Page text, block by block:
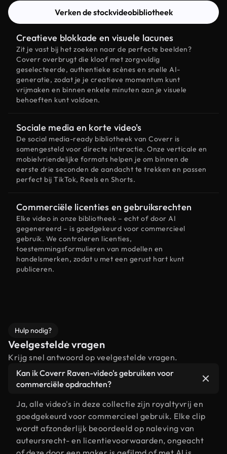
Verken de stockvideobibliotheek
Creatieve blokkade en visuele lacunes
Zit je vast bij het zoeken naar de perfecte beelden?
Coverr overbrugt die kloof met zorgvuldig
geselecteerde, authentieke scènes en snelle AI-
generatie, zodat je je creatieve momentum kunt
vrijmaken en binnen enkele minuten aan je visuele
behoeften kunt voldoen.
Sociale media en korte video's
De social media-ready bibliotheek van Coverr is
samengesteld voor directe interactie. Onze verticale en
mobielvriendelijke formats helpen je om binnen de
eerste drie seconden de aandacht te trekken en passen
perfect bij TikTok, Reels en Shorts.
Commerciële licenties en gebruiksrechten
Elke video in onze bibliotheek – echt of door AI
gegenereerd – is goedgekeurd voor commercieel
gebruik. We controleren licenties,
toestemmingsformulieren van modellen en
handelsmerken, zodat u met een gerust hart kunt
publiceren.
Hulp nodig?
Veelgestelde vragen
Krijg snel antwoord op veelgestelde vragen.
Kan ik Coverr Raven-video's gebruiken voor
commerciële opdrachten?
Ja, alle video's in deze collectie zijn royaltyvrij en
goedgekeurd voor commercieel gebruik. Elke clip
wordt afzonderlijk beoordeeld op naleving van
auteursrecht- en licentievoorwaarden, ongeacht